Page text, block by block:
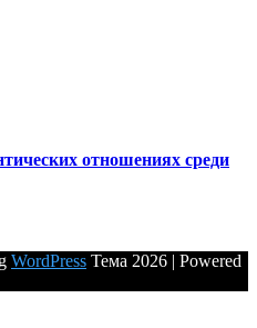
отношениях среди
WordPress Тема 2026 | Powered